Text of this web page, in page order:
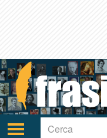
Attiva/disattiva
navigazione